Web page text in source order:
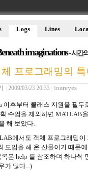
imaginations- 시간
Logs Lines
프로그래밍의 특
2009/03/23 20:33 inureyes
이후부터 클래스 지원을 필두
수업을 제외하면 MATLAB
해 보았다.
에서도 객체 프로그래밍이
도입을 해 온 산물이기 때문
록은 help 를 참조하며 하나씩
가 많다...)